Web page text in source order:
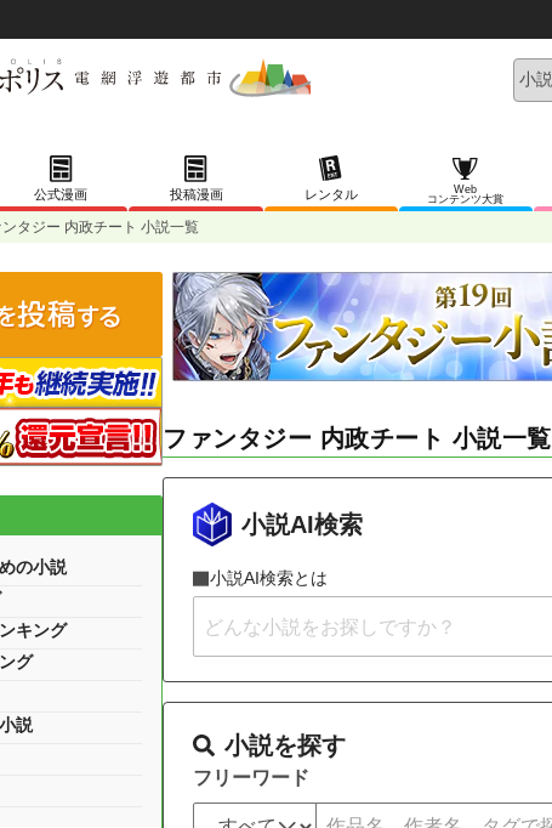
公式漫画 投稿漫画 レンタル
Web
コンテンツ大賞
ンタジー 内政チート 小説一覧
ファンタジー 内政チート 小説一覧
小説AI検索
小説AI検索とは
小説を探す
フリーワード
の小説
キング
グ
説